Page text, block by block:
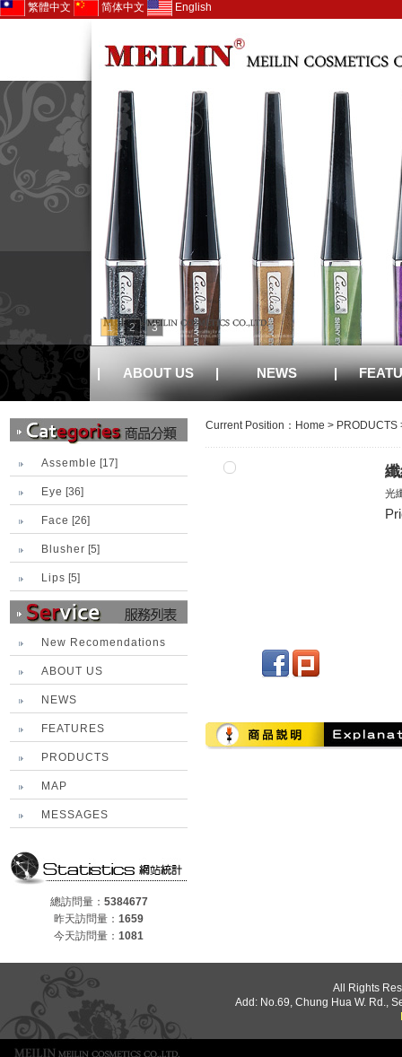
繁體中文 简体中文 English
1 2 3
| ABOUT US | NEWS |
Assemble [17]
Eye [36]
Face [26]
Blusher [5]
Lips [5]
New Recomendations
ABOUT US
NEWS
FEATURES
PRODUCTS
MAP
MESSAGES
總訪問量： 5384677
昨天訪問量： 1659
今天訪問量： 1081
Current Position： Home > PRODUCTS
光
All Rights
Add: No.69, Chung Hua W. Rd.,